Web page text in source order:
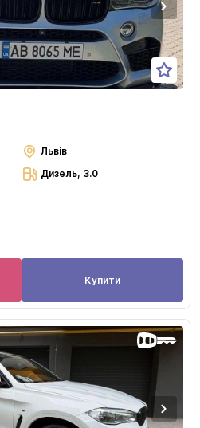
Львів
Дизель, 3.0
Купити